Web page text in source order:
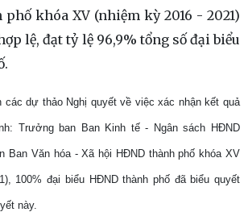
khóa XV (nhiệm kỳ 2016 - 2021)
lệ, đạt tỷ lệ 96,9% tổng số đại biểu
các dự thảo Nghị quyết về việc xác nhận kết quả
Trưởng ban Ban Kinh tế - Ngân sách HĐND
Ban Văn hóa - Xã hội HĐND thành phố khóa XV
100% đại biểu HĐND thành phố đã biểu quyết
này.